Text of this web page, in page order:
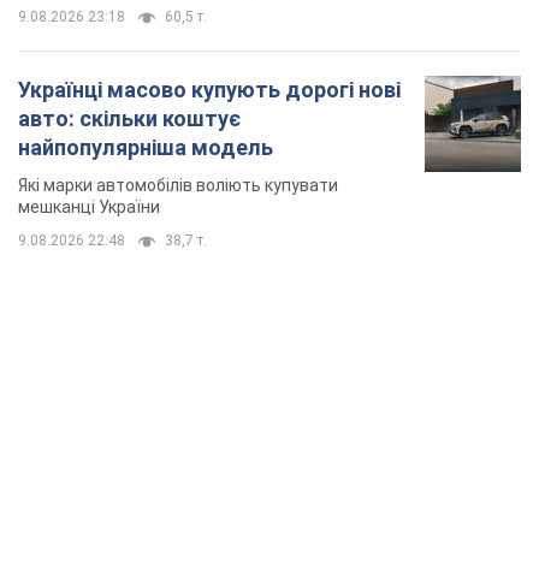
9.08.2026 23:18 60,5 т.
Українці масово купують дорогі нові
авто: скільки коштує
найпопулярніша модель
Які марки автомобілів воліють купувати
мешканці України
9.08.2026 22:48 38,7 т.